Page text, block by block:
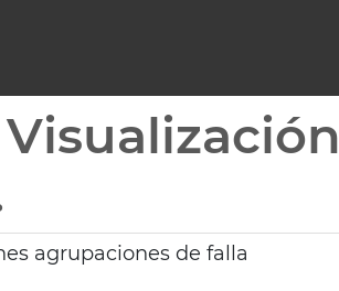
agrupaciones de falla